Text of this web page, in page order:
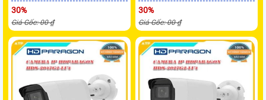
30%
Giá Gốc: 00 ₫
30%
Giá Gốc: 00 ₫